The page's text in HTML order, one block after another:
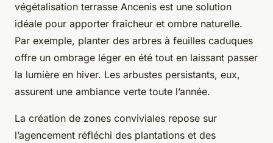
végétalisation terrasse Ancenis est une solution
idéale pour apporter fraîcheur et ombre naturelle.
Par exemple, planter des arbres à feuilles caduques
offre un ombrage léger en été tout en laissant passer
la lumière en hiver. Les arbustes persistants, eux,
assurent une ambiance verte toute l’année.
La création de zones conviviales repose sur
l’agencement réfléchi des plantations et des